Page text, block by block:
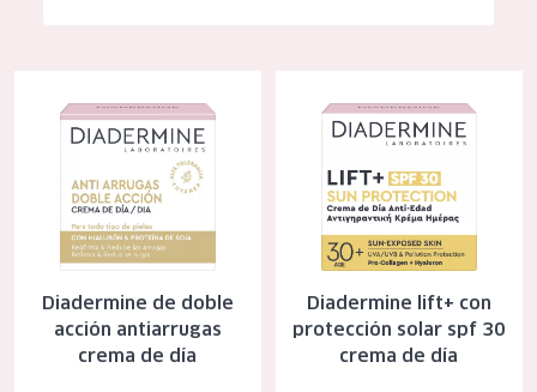
Regeneración
Piel menopáusica
TIPO DE PRODUCTO
Crema de día
Crema de noche
Greek
Diadermine de doble
acción antiarrugas
crema de día
Diadermine lift+ con
protección solar spf 30
crema de día